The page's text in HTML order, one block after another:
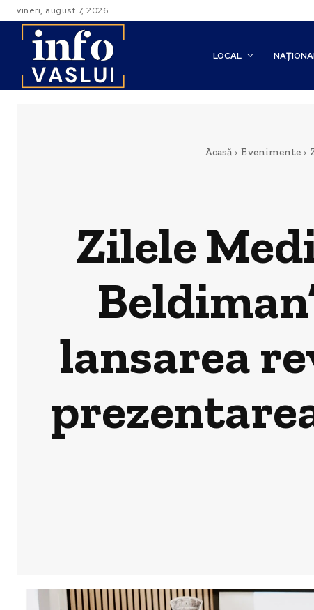
vineri, august 7, 2026
LOCAL
Acasă Evenimente
Zilele
lansarea